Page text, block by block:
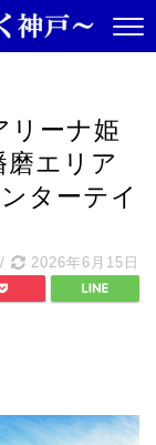
リーナ姫
エリア
ターテイ
/ 2026年6月15日